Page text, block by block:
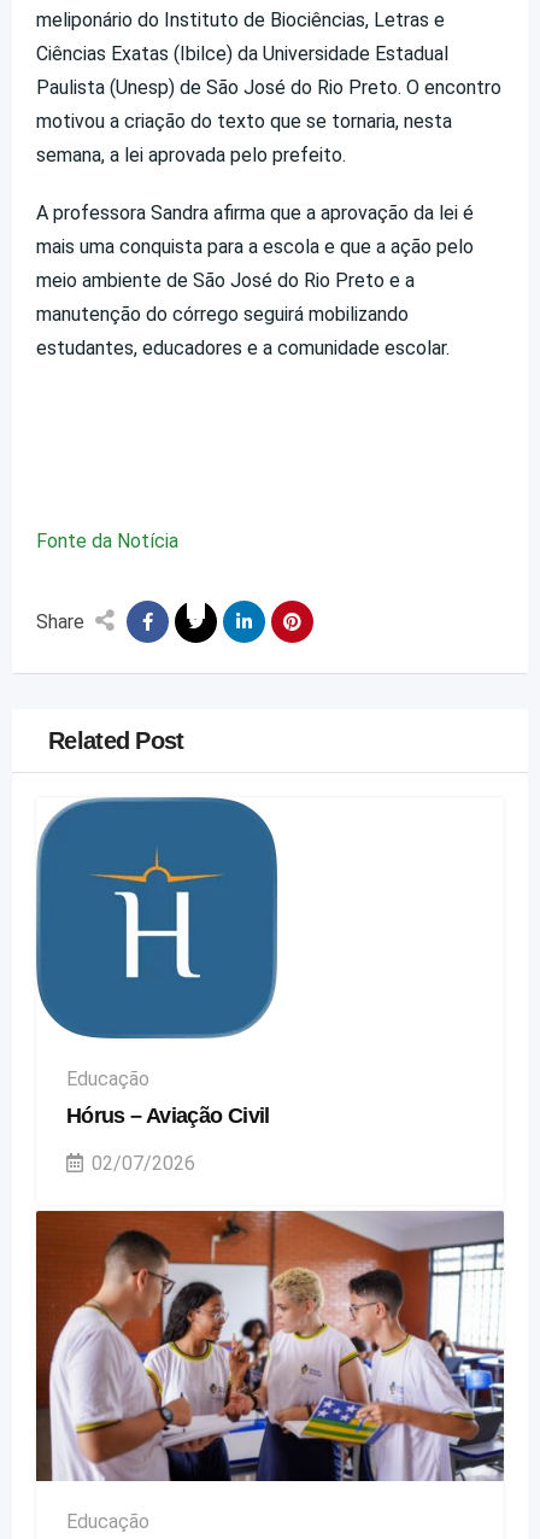
meliponário do Instituto de Biociências, Letras e
Ciências Exatas (Ibilce) da Universidade Estadual
Paulista (Unesp) de São José do Rio Preto. O encontro
motivou a criação do texto que se tornaria, nesta
semana, a lei aprovada pelo prefeito.
A professora Sandra afirma que a aprovação da lei é
mais uma conquista para a escola e que a ação pelo
meio ambiente de São José do Rio Preto e a
manutenção do córrego seguirá mobilizando
estudantes, educadores e a comunidade escolar.
Fonte da Notícia
Share
Related Post
Educação
Hórus – Aviação Civil
02/07/2026
Educação